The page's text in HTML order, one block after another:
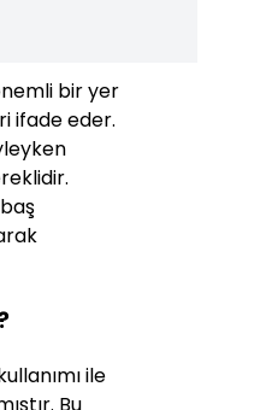
bir yer
ifade eder.
ile
Bu